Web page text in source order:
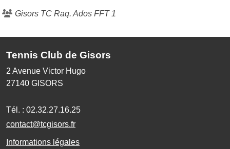
Gisors TC Raq. Ados FFT 1
Tennis Club de Gisors
2 Avenue Victor Hugo
27140 GISORS
Tél. : 02.32.27.16.25
contact@tcgisors.fr
Informations légales